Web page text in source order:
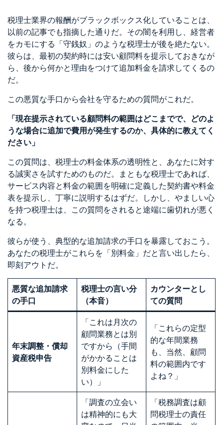
税理士業界の報酬がブラックボックス化していることは、
以前の記事でも指摘した通りだ。その闇を利用し、経営者
をカモにする「守銭奴」のような税理士が後を絶たない。
彼らは、最初の契約時には安い顧問料を提示しておきなが
ら、後から何かと理由をつけて追加料金を請求してくるの
だ。
この悪質な手口から会社を守るための質問がこれだ。
「現在提示されている顧問料の範囲はどこまでで、どのよ
うな場合に追加で費用が発生するのか、具体的に教えてく
ださい」
この質問は、税理士の料金体系の透明性と、あなたに対す
る誠実さを試すためのものだ。まともな税理士であれば、
サービス内容と料金の範囲を明確に定義した契約書や料金
表を提示し、丁寧に説明するはずだ。しかし、やましい心
を持つ税理士は、この質問をされると途端に歯切れが悪く
なる。
彼らが使う、典型的な追加請求の手口を暴露しておこう。
あなたの税理士がこれらを「別料金」だと言い出したら、
即刻アウトだ。
悪質な追加請求
の手口
税理士の言い分
（本音）
カウンターとし
ての質問
年末調整・償却
資産税申告
「これは月次の
顧問業務とは別
ですから（手間
がかかることは
別料金にした
い）」
「これらの定型
的な年間業務
も、当然、顧問
料の範囲内です
よね？」
「調査の立会い
は精神的にも大
「税務調査は顧
問税理士の責任